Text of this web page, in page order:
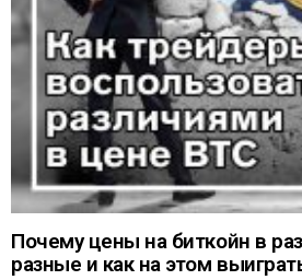
Почему цены на биткойн в
разные и как на этом